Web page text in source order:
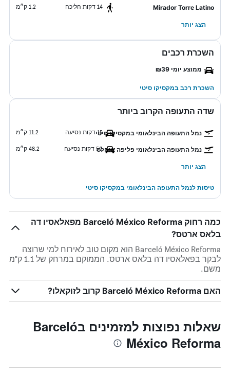
Mirador Torre Latino 14 דקות הליכה 1.2 ק״מ
הצג יותר
השכרת רכבים
ממוצע יומי ₪39
השכרת רכב במקסיקו סיטי
שדה התעופה הקרוב ביותר
נמל התעופה הבינלאומי במקסיקו סיטי
15 דקות נסיעה 11.2 ק״מ
נמל התעופה הבינלאומי פליפה אנחלס
50 דקות נסיעה 48.2 ק״מ
הצג יותר
טיסות לנמל התעופה הבינלאומי במקסיקו סיטי
כמה רחוק Barceló México Reforma מפאלאסיו דה
בלאס ארטס?
Barceló México Reforma הוא מקום טוב לאירוח למי שרוצה
לבקר בפאלאסיו דה בלאס ארטס. הממוקם במרחק של 1.1 ק"מ
משם.
האם Barceló México Reforma קרוב לזוקאלו?
שאלות נפוצות למזמינים בBarceló
México Reforma